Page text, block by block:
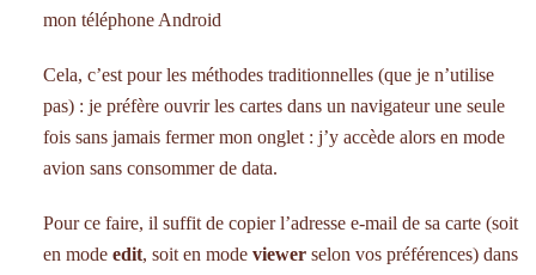
mon téléphone Android
Cela, c’est pour les méthodes traditionnelles (que je n’utilise
pas) : je préfère ouvrir les cartes dans un navigateur une seule
fois sans jamais fermer mon onglet : j’y accède alors en mode
avion sans consommer de data.
Pour ce faire, il suffit de copier l’adresse e-mail de sa carte (soit
en mode edit, soit en mode viewer selon vos préférences) dans